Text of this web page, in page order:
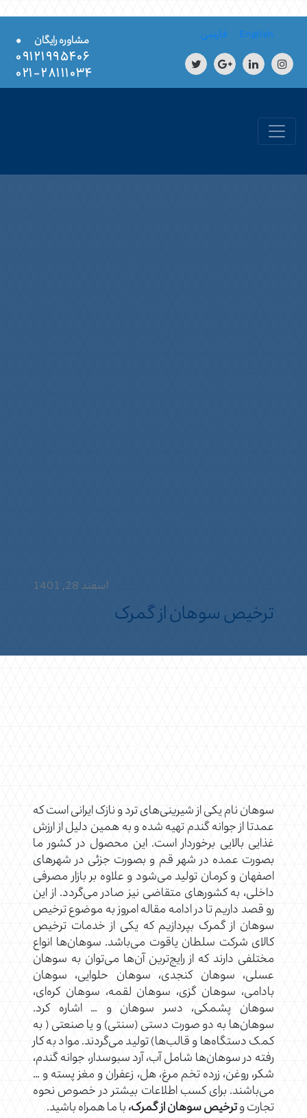
English فارسی مشاوره رایگان
•
۰۹۱۲۱۹۹۵۴۰۶
۲۸۱۱۱۰۳۴-۰۲۱
اسفند 28, 1401
ترخیص سوهان از گمرک
سوهان نام یکی از شیرینی‌های ترد و نازک ایرانی است که
عمدتا از جوانه گندم تهیه شده و به همین دلیل از ارزش
غذایی بالایی برخوردار است. این محصول در کشور ما
بصورت عمده در شهر قم و بصورت جزئی در شهرهای
اصفهان و کرمان تولید می‌شود و علاوه بر بازار مصرفی
داخلی، به کشورهای متقاضی نیز صادر می‌گردد. از این
رو قصد داریم تا در ادامه مقاله امروز به موضوع ترخیص
سوهان از گمرک بپردازیم که یکی از خدمات ترخیص
کالای شرکت سلطان یاقوت می‌باشد. سوهان‌ها انواع
مختلفی دارند که از رایج‌ترین آن‌ها می‌توان به سوهان
عسلی، سوهان کنجدی، سوهان حلوایی، سوهان
بادامی، سوهان گزی، سوهان لقمه، سوهان کره‌ای،
سوهان پشمکی، دسر سوهان و … اشاره کرد.
سوهان‌ها به دو صورت دستی (سنتی) و یا صنعتی ( به
کمک دستگاه‌ها و قالب‌ها) تولید می‌گردند. مواد به کار
رفته در سوهان‌ها شامل آب، آرد سبوسدار، جوانه گندم،
شکر، روغن، زرده تخم مرغ، هل، زعفران و مغز پسته و …
می‌باشند. برای کسب اطلاعات بیشتر در خصوص نحوه
تجارت وترخیص سوهان از گمرک،با ما همراه باشید.